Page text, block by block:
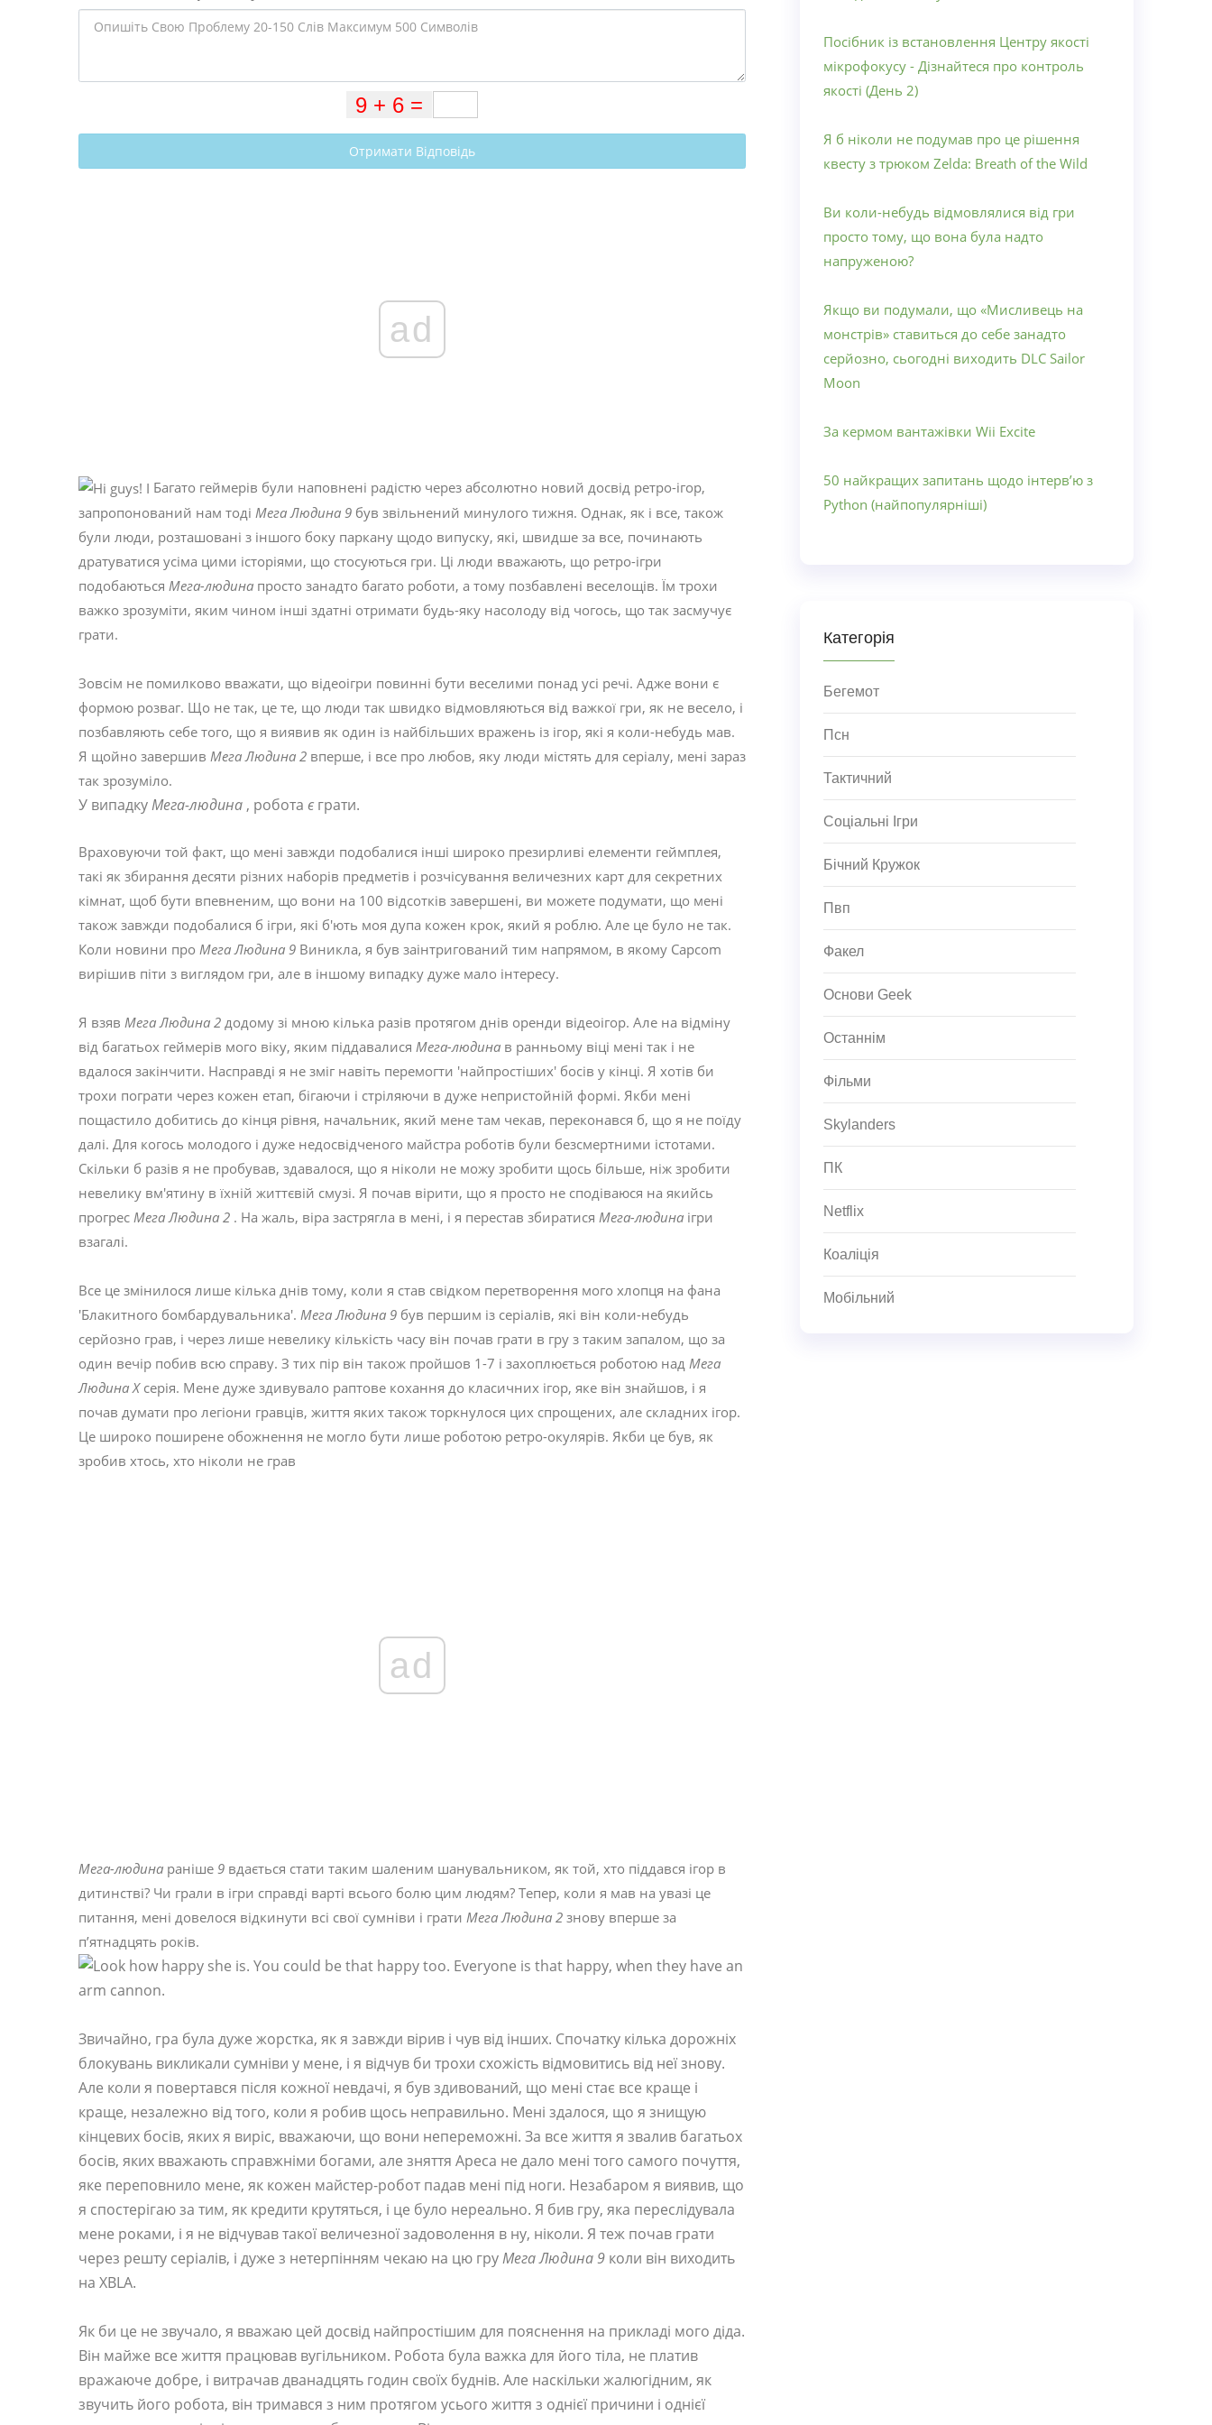
Отримати Відповідь
ad
Багато геймерів були наповнені радістю через абсолютно новий досвід ретро-ігор,
запропонований нам тоді Мега Людина 9 був звільнений минулого тижня. Однак, як і все, також
були люди, розташовані з іншого боку паркану щодо випуску, які, швидше за все, починають
дратуватися усіма цими історіями, що стосуються гри. Ці люди вважають, що ретро-ігри
подобаються Мега-людина просто занадто багато роботи, а тому позбавлені веселощів. Їм трохи
важко зрозуміти, яким чином інші здатні отримати будь-яку насолоду від чогось, що так засмучує
грати.
Зовсім не помилково вважати, що відеоігри повинні бути веселими понад усі речі. Адже вони є
формою розваг. Що не так, це те, що люди так швидко відмовляються від важкої гри, як не весело, і
позбавляють себе того, що я виявив як один із найбільших вражень із ігор, які я коли-небудь мав.
Я щойно завершив Мега Людина 2 вперше, і все про любов, яку люди містять для серіалу, мені зараз
так зрозуміло.
У випадкуМега-людина , робота є грати.
Враховуючи той факт, що мені завжди подобалися інші широко презирливі елементи геймплея,
такі як збирання десяти різних наборів предметів і розчісування величезних карт для секретних
кімнат, щоб бути впевненим, що вони на 100 відсотків завершені, ви можете подумати, що мені
також завжди подобалися б ігри, які б'ють моя дупа кожен крок, який я роблю. Але це було не так.
Коли новини про Мега Людина 9 Виникла, я був заінтригований тим напрямом, в якому Capcom
вирішив піти з виглядом гри, але в іншому випадку дуже мало інтересу.
Я взяв Мега Людина 2 додому зі мною кілька разів протягом днів оренди відеоігор. Але на відміну
від багатьох геймерів мого віку, яким піддавалися Мега-людина в ранньому віці мені так і не
вдалося закінчити. Насправді я не зміг навіть перемогти 'найпростіших' босів у кінці. Я хотів би
трохи пограти через кожен етап, бігаючи і стріляючи в дуже непристойній формі. Якби мені
пощастило добитись до кінця рівня, начальник, який мене там чекав, переконався б, що я не поїду
далі. Для когось молодого і дуже недосвідченого майстра роботів були безсмертними істотами.
Скільки б разів я не пробував, здавалося, що я ніколи не можу зробити щось більше, ніж зробити
невелику вм'ятину в їхній життєвій смузі. Я почав вірити, що я просто не сподіваюся на якийсь
прогрес Мега Людина 2 . На жаль, віра застрягла в мені, і я перестав збиратися Мега-людина ігри
взагалі.
Все це змінилося лише кілька днів тому, коли я став свідком перетворення мого хлопця на фана
'Блакитного бомбардувальника'. Мега Людина 9 був першим із серіалів, які він коли-небудь
серйозно грав, і через лише невелику кількість часу він почав грати в гру з таким запалом, що за
один вечір побив всю справу. З тих пір він також пройшов 1-7 і захоплюється роботою над Мега
Людина Xсерія. Мене дуже здивувало раптове кохання до класичних ігор, яке він знайшов, і я
почав думати про легіони гравців, життя яких також торкнулося цих спрощених, але складних ігор.
Це широко поширене обожнення не могло бути лише роботою ретро-окулярів. Якби це був, як
зробив хтось, хто ніколи не грав
ad
Мега-людина раніше 9 вдається стати таким шаленим шанувальником, як той, хто піддався ігор в
дитинстві? Чи грали в ігри справді варті всього болю цим людям? Тепер, коли я мав на увазі це
питання, мені довелося відкинути всі свої сумніви і грати Мега Людина 2 знову вперше за
п’ятнадцять років.
Звичайно, гра була дуже жорстка, як я завжди вірив і чув від інших. Спочатку кілька дорожніх
блокувань викликали сумніви у мене, і я відчув би трохи схожість відмовитись від неї знову.
Але коли я повертався після кожної невдачі, я був здивований, що мені стає все краще і
краще, незалежно від того, коли я робив щось неправильно. Мені здалося, що я знищую
кінцевих босів, яких я виріс, вважаючи, що вони непереможні. За все життя я звалив багатьох
босів, яких вважають справжніми богами, але зняття Ареса не дало мені того самого почуття,
яке переповнило мене, як кожен майстер-робот падав мені під ноги. Незабаром я виявив, що
я спостерігаю за тим, як кредити крутяться, і це було нереально. Я бив гру, яка переслідувала
мене роками, і я не відчував такої величезної задоволення в ну, ніколи. Я теж почав грати
через решту серіалів, і дуже з нетерпінням чекаю на цю груМега Людина 9 коли він виходить
на XBLA.
Як би це не звучало, я вважаю цей досвід найпростішим для пояснення на прикладі мого діда.
Він майже все життя працював вугільником. Робота була важка для його тіла, не платив
вражаюче добре, і витрачав дванадцять годин своїх буднів. Але наскільки жалюгідним, як
звучить його робота, він тримався з ним протягом усього життя з однієї причини і однієї
Посібник із встановлення Центру якості
мікрофокусу - Дізнайтеся про контроль
якості (День 2)
Я б ніколи не подумав про це рішення
квесту з трюком Zelda: Breath of the Wild
Ви коли-небудь відмовлялися від гри
просто тому, що вона була надто
напруженою?
Якщо ви подумали, що «Мисливець на
монстрів» ставиться до себе занадто
серйозно, сьогодні виходить DLC Sailor
Moon
За кермом вантажівки Wii Excite
50 найкращих запитань щодо інтерв’ю з
Python (найпопулярніші)
Категорія
Бегемот
Псн
Тактичний
Соціальні Ігри
Бічний Кружок
Пвп
Факел
Основи Geek
Останнім
Фільми
Skylanders
ПК
Netflix
Коаліція
Мобільний